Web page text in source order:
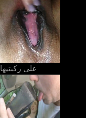
على ركبتيها